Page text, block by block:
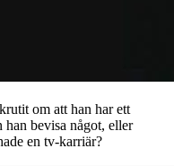
om att han har ett
han bevisa något, eller
en tv-karriär?